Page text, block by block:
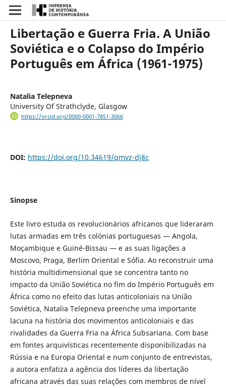
Libertação e Guerra Fria. A União
Soviética e o Colapso do Império
Português em África (1961-1975)
Natalia Telepneva
University Of Strathclyde, Glasgow
https://orcid.org/0000-0001-7851-3066
DOI: https://doi.org/10.34619/qmvz-dj8c
Sinopse
Este livro estuda os revolucionários africanos que lideraram
lutas armadas em três colónias portuguesas — Angola,
Moçambique e Guiné-Bissau — e as suas ligações a
Moscovo, Praga, Berlim Oriental e Sófia. Ao reconstruir uma
história multidimensional que se concentra tanto no
impacto da União Soviética no fim do Império Português em
África como no efeito das lutas anticoloniais na União
Soviética, Natalia Telepneva preenche uma importante
lacuna na história dos movimentos anticoloniais e das
rivalidades da Guerra Fria na África Subsariana. Com base
em fontes arquivísticas recentemente disponibilizadas na
Rússia e na Europa Oriental e num conjunto de entrevistas,
a autora enfatiza a agência dos líderes da libertação
africana através das suas relações com membros de nível